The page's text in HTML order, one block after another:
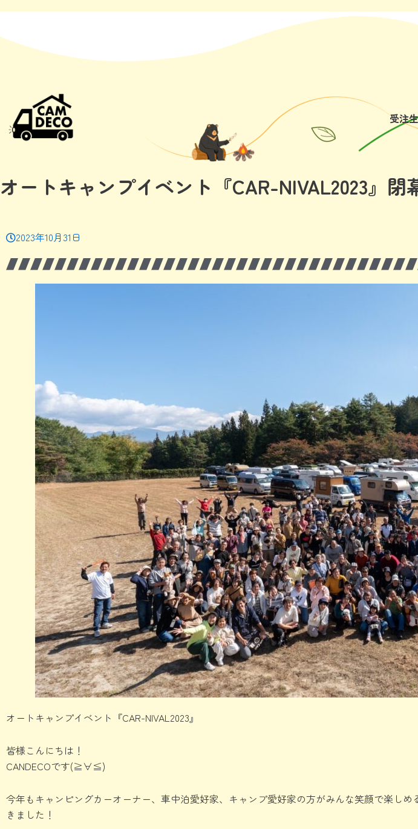
受注
オートキャンプイベント『CAR-NIVAL2023』閉
2023年10月31日
オートキャンプイベント『CAR-NIVAL2023』
皆様こんにちは！
CANDECOです(≧∀≦)
今年もキャンピングカーオーナー、車中泊愛好家、キャンプ愛好家の方がみんな笑顔で楽し
きました！